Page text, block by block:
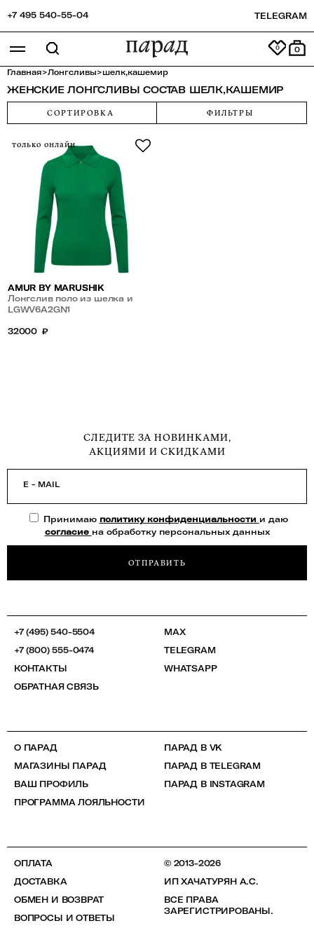
+7 495 540-55-04 TELEGRAM
0
Главная>Лонгсливы>шелк,кашемир
ЖЕНСКИЕ ЛОНГСЛИВЫ СОСТАВ ШЕЛК,КАШЕМИР
СОРТИРОВКА ФИЛЬТРЫ
только онлайн
AMUR BY MARUSHIK
Лонгслив поло из шелка и
кашемира
LGWV6A2GN1
32000 ₽
СЛЕДИТЕ ЗА НОВИНКАМИ,
АКЦИЯМИ И СКИДКАМИ
E - MAIL
Принимаю политику конфиденциальности и даю
согласие на обработку персональных данных
ОТПРАВИТЬ
+7 (495) 540-5504
+7 (800) 555-0474
КОНТАКТЫ
ОБРАТНАЯ СВЯЗЬ
MAX
TELEGRAM
WHATSAPP
О ПАРАД
МАГАЗИНЫ ПАРАД
ВАШ ПРОФИЛЬ
ПРОГРАММА ЛОЯЛЬНОСТИ
ПАРАД В VK
ПАРАД В TELEGRAM
ПАРАД В INSTAGRAM
ОПЛАТА
ДОСТАВКА
ОБМЕН И ВОЗВРАТ
ВОПРОСЫ И ОТВЕТЫ
© 2013-2026
ИП ХАЧАТУРЯН А.С.
ВСЕ ПРАВА
ЗАРЕГИСТРИРОВАНЫ.